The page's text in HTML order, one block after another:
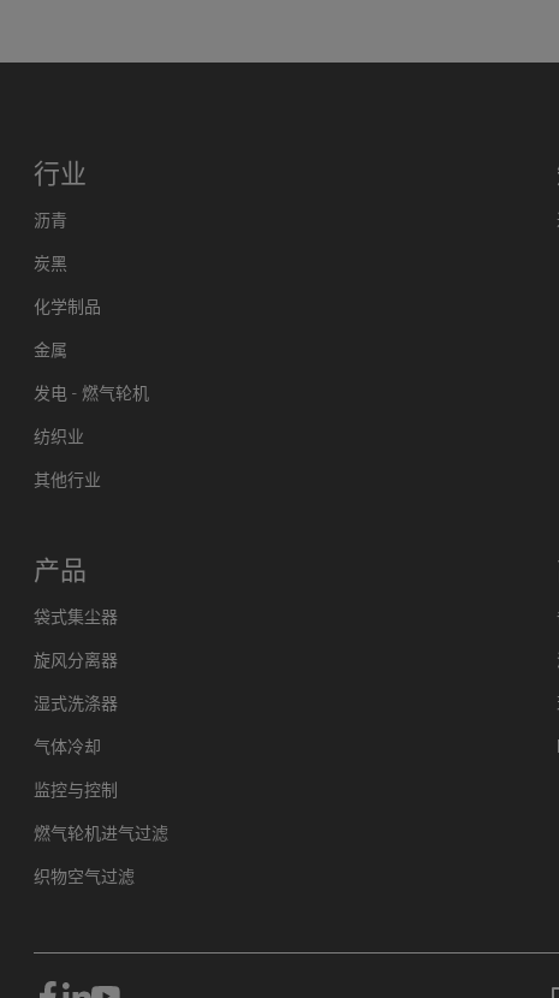
行业
沥青
炭黑
化学制品
金属
发电 - 燃气轮机
纺织业
其他行业
产品
袋式集尘器
旋风分离器
湿式洗涤器
气体冷却
监控与控制
燃气轮机进气过滤
织物空气过滤